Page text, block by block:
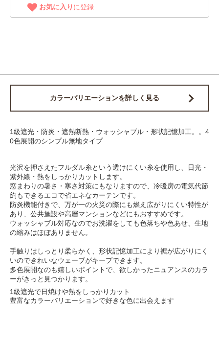
お気に入り に登録
カラーバリエーションを詳しく見る
1級遮光・防炎・遮熱断熱・ウォッシャブル・形状記憶加工。。4
0色展開のシンプル無地タイプ
光沢を押さえたフルダル糸という透けにくい糸を使用し、日光・
紫外線・熱をしっかりカットします。
窓まわりの暑さ・寒さ対策にもなりますので、冷暖房の電気代節
約もできるエコで省エネなカーテンです。
防炎機能付きで、万が一の火災の際にも燃え広がりにくい特性が
あり、公共施設や高層マンションなどにもおすすめです。
ウォッシャブル対応なのでお洗濯をしても色落ちや色あせ、生地
の縮みはほぼありません。
手触りはしっとり柔らかく、形状記憶加工により裾が広がりにく
いのできれいなウェーブがキープできます。
多色展開なのも嬉しいポイントで、欲しかったニュアンスのカラ
ーがきっと見つかります。
1級遮光で日焼けや熱をしっかりカット
豊富なカラーバリエーションで好きな色に出会えます